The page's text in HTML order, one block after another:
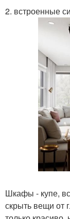
2. встроенные
Шкафы - купе,
скрыть вещи от